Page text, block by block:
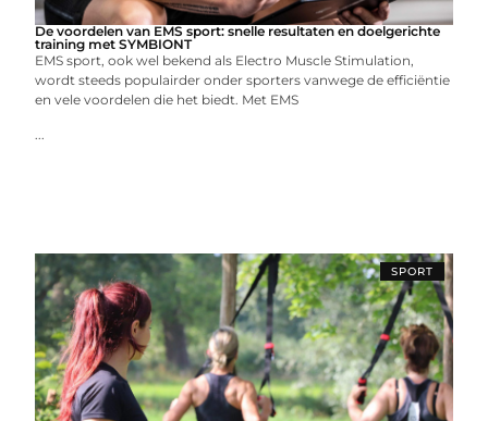
De voordelen van EMS sport: snelle resultaten en doelgerichte
training met SYMBIONT
EMS sport, ook wel bekend als Electro Muscle Stimulation,
wordt steeds populairder onder sporters vanwege de efficiëntie
en vele voordelen die het biedt. Met EMS
...
SPORT